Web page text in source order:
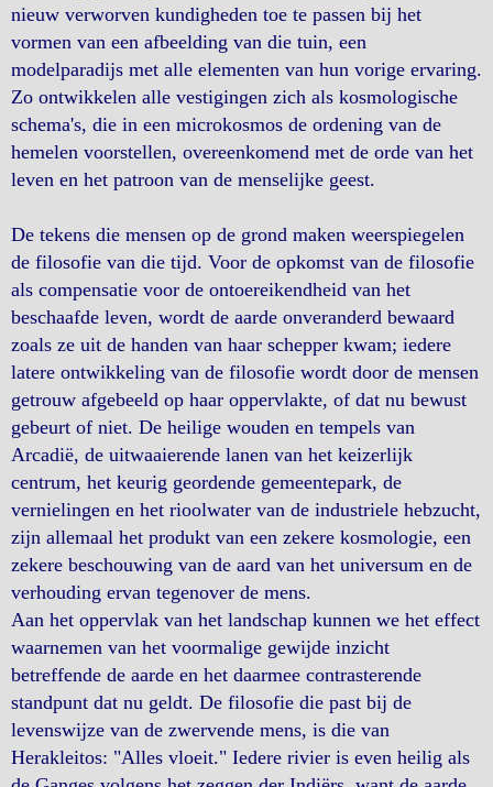
nieuw verworven kundigheden toe te passen bij het
vormen van een afbeelding van die tuin, een
modelparadijs met alle elementen van hun vorige ervaring.
Zo ontwikkelen alle vestigingen zich als kosmologische
schema's, die in een microkosmos de ordening van de
hemelen voorstellen, overeenkomend met de orde van het
leven en het patroon van de menselijke geest.
De tekens die mensen op de grond maken weerspiegelen
de filosofie van die tijd. Voor de opkomst van de filosofie
als compensatie voor de ontoereikendheid van het
beschaafde leven, wordt de aarde onveranderd bewaard
zoals ze uit de handen van haar schepper kwam; iedere
latere ontwikkeling van de filosofie wordt door de mensen
getrouw afgebeeld op haar oppervlakte, of dat nu bewust
gebeurt of niet. De heilige wouden en tempels van
Arcadië, de uitwaaierende lanen van het keizerlijk
centrum, het keurig geordende gemeentepark, de
vernielingen en het rioolwater van de industriele hebzucht,
zijn allemaal het produkt van een zekere kosmologie, een
zekere beschouwing van de aard van het universum en de
verhouding ervan tegenover de mens.
Aan het oppervlak van het landschap kunnen we het effect
waarnemen van het voormalige gewijde inzicht
betreffende de aarde en het daarmee contrasterende
standpunt dat nu geldt. De filosofie die past bij de
levenswijze van de zwervende mens, is die van
Herakleitos: "Alles vloeit." Iedere rivier is even heilig als